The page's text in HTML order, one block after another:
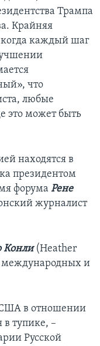
Трампа
Крайняя
когда каждый шаг
что
любые
это может быть
находятся в
президентом
форума Рене
журналист
Конли(Heather
международных и
США в отношении
в тупике, –
Русской